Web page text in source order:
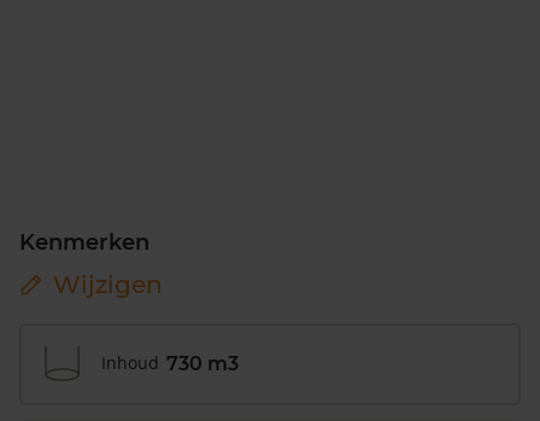
Kenmerken
Wijzigen
Inhoud 730 m3